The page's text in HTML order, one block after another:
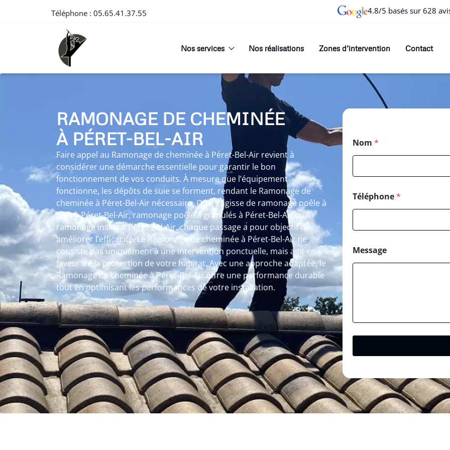
Téléphone : 05.65.41.37.55 4.8/5 basés sur 628
Nos services Nos réalisations Zones d’intervention Contact
RAMONAGE DE CHEMINÉE
À PÉRET-BEL-AIR
Faire appel au Ramonage de cheminée à Péret-Bel-Air revient à
considérer une démarche essentielle pour garantir le bon
fonctionnement de vos conduits. À mesure que l’équipement
fonctionne, les dépôts de suie se forment, rendant le Ramonage de
cheminée à Péret-Bel-Air nécessaire. Qu’il s’agisse de ramonage poêle à
bois à Péret-Bel-Air, ramonage poêle à granulés à Péret-Bel-Air ou
ramonage insert à Péret-Bel-Air, chaque passage a pour objectif de
améliorer l’efficacité. Le Ramonage de cheminée à Péret-Bel-Air ne
consiste pas uniquement à une intervention ponctuelle, mais agit en
faveur de la protection de votre habitat. Avec une approche adaptée, le
Ramonage de cheminée à Péret-Bel-Air offre une performance durable
tout en optimisant les performances de votre installation.
Nom *
Téléphone*
Message